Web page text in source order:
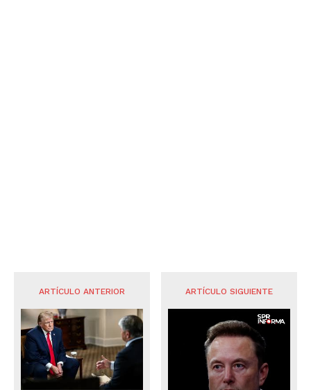
ARTÍCULO ANTERIOR ARTÍCULO SIGUIENTE